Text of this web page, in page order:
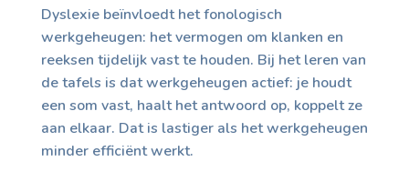
Dyslexie beïnvloedt het fonologisch
werkgeheugen: het vermogen om klanken en
reeksen tijdelijk vast te houden. Bij het leren van
de tafels is dat werkgeheugen actief: je houdt
een som vast, haalt het antwoord op, koppelt ze
aan elkaar. Dat is lastiger als het werkgeheugen
minder efficiënt werkt.